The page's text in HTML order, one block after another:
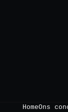
HomeOns